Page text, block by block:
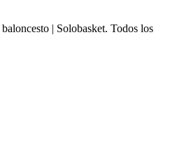
| Solobasket. Todos los